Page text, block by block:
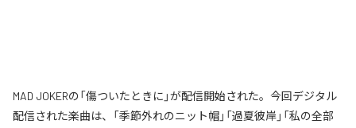
MAD JOKERの「傷ついたときに」が配信開始された。今回デジタル
配信された楽曲は、「季節外れのニット帽」「過夏彼岸」「私の全部